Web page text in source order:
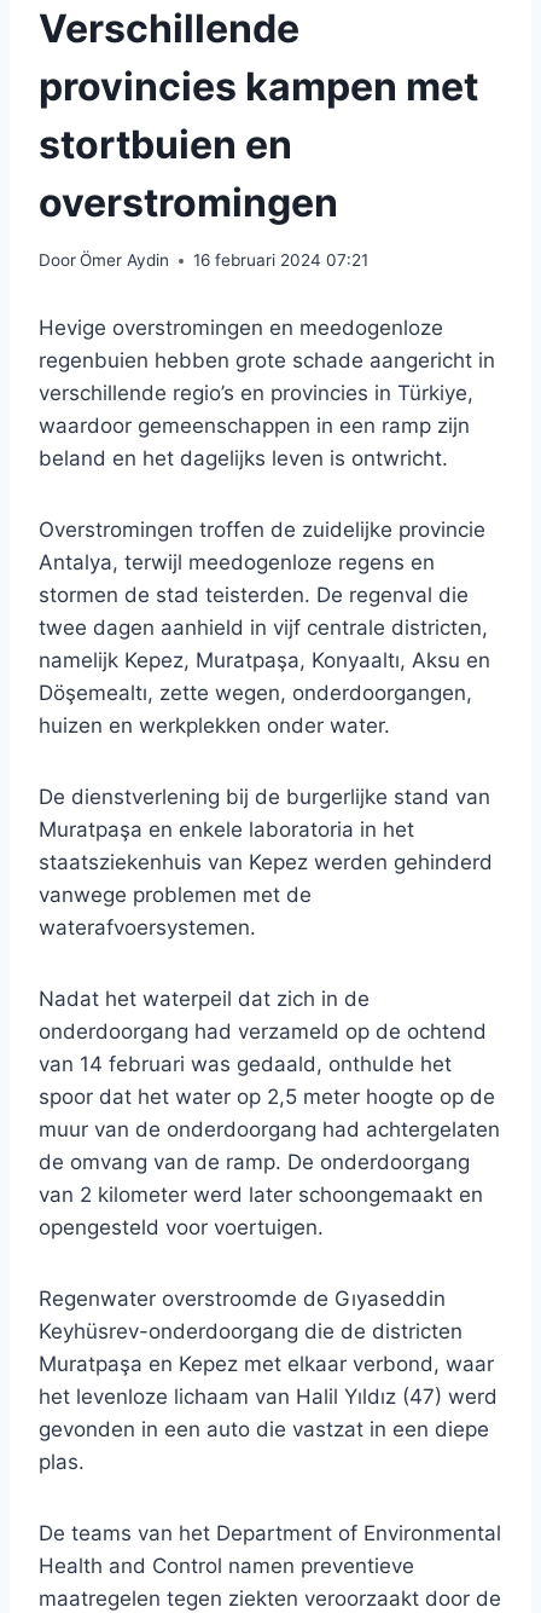
Verschillende
provincies kampen met
stortbuien en
overstromingen
DoorÖmer Aydin 16 februari 2024 07:21
Hevige overstromingen en meedogenloze
regenbuien hebben grote schade aangericht in
verschillende regio’s en provincies in Türkiye,
waardoor gemeenschappen in een ramp zijn
beland en het dagelijks leven is ontwricht.
Overstromingen troffen de zuidelijke provincie
Antalya, terwijl meedogenloze regens en
stormen de stad teisterden. De regenval die
twee dagen aanhield in vijf centrale districten,
namelijk Kepez, Muratpaşa, Konyaaltı, Aksu en
Döşemealtı, zette wegen, onderdoorgangen,
huizen en werkplekken onder water.
De dienstverlening bij de burgerlijke stand van
Muratpaşa en enkele laboratoria in het
staatsziekenhuis van Kepez werden gehinderd
vanwege problemen met de
waterafvoersystemen.
Nadat het waterpeil dat zich in de
onderdoorgang had verzameld op de ochtend
van 14 februari was gedaald, onthulde het
spoor dat het water op 2,5 meter hoogte op de
muur van de onderdoorgang had achtergelaten
de omvang van de ramp. De onderdoorgang
van 2 kilometer werd later schoongemaakt en
opengesteld voor voertuigen.
Regenwater overstroomde de Gıyaseddin
Keyhüsrev-onderdoorgang die de districten
Muratpaşa en Kepez met elkaar verbond, waar
het levenloze lichaam van Halil Yıldız (47) werd
gevonden in een auto die vastzat in een diepe
plas.
De teams van het Department of Environmental
Health and Control namen preventieve
maatregelen tegen ziekten veroorzaakt door de